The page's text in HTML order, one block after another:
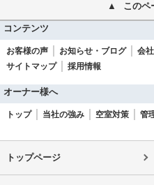
このペ
コンテンツ
お客様の声 お知らせ・ブログ 会
サイトマップ
採用情報
オーナー様へ
トップ 当社の強み 空室対策 管
トップページ